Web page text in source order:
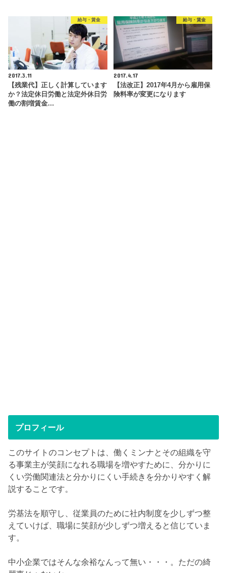
給与・賃金
2017.3.11
【残業代】正しく計算しています
か？法定休日労働と法定外休日労
働の割増賃金…
給与・賃金
2017.4.17
【法改正】2017年4月から雇用保
険料率が変更になります
プロフィール
このサイトのコンセプトは、働くミンナとその組織を守
る事業主が笑顔になれる職場を増やすために、分かりに
くい労働関連法と分かりにくい手続きを分かりやすく解
説することです。
労基法を順守し、従業員のために社内制度を少しずつ整
えていけば、職場に笑顔が少しずつ増えると信じていま
す。
中小企業ではそんな余裕なんって無い・・・。ただの綺